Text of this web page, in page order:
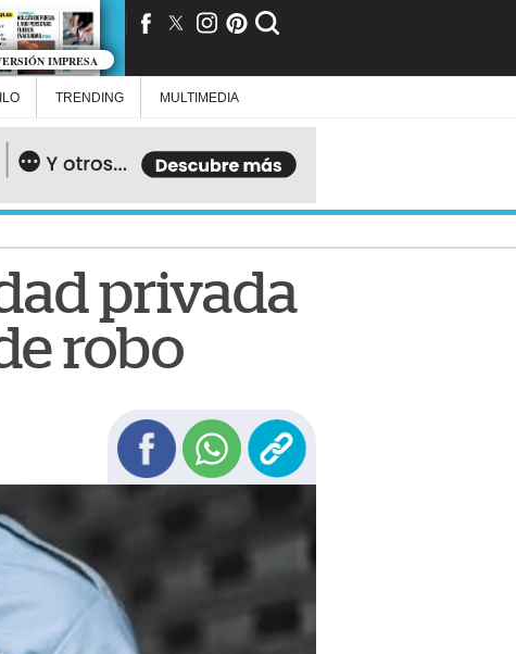
IMPRESA
TRENDING MULTIMEDIA
privada
robo